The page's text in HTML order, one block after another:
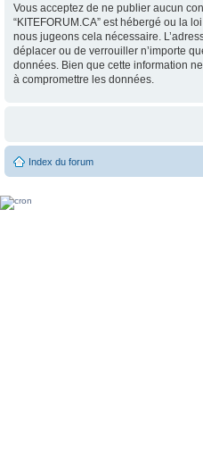
Vous acceptez de ne publier aucun
“KITEFORUM.CA” est hébergé ou la
nous jugeons cela nécessaire.
déplacer ou de verrouiller n’importe
données. Bien que cette information
à compromettre les données.
Index du forum